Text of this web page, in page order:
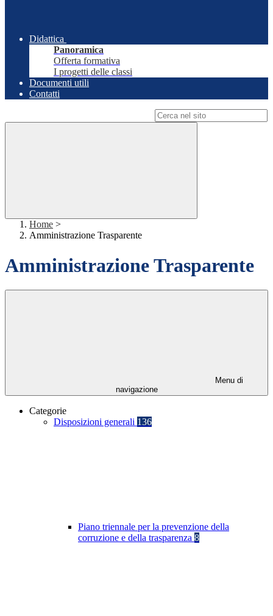
Didattica
Panoramica
Offerta formativa
I progetti delle classi
Documenti utili
Contatti
Home >
Amministrazione Trasparente
Amministrazione Trasparente
Menu di
navigazione
Categorie
Disposizioni generali 136
Piano triennale per la prevenzione della
corruzione e della trasparenza 8